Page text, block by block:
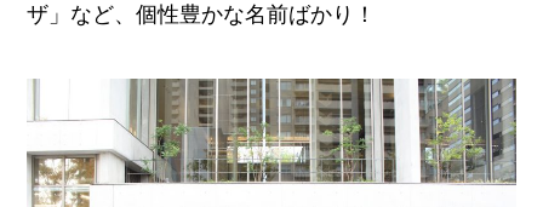
ザ」など、個性豊かな名前ばかり！